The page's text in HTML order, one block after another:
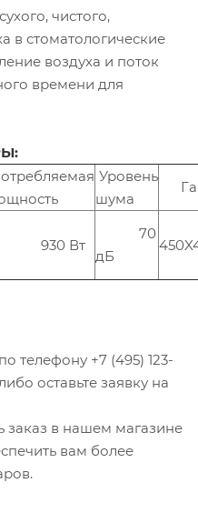
чистого,
в стоматологические
воздуха и поток
времени для
Уровень
шума
Вт
70
дБ
телефону +7 (495) 123-
оставьте заявку на
в нашем магазине
вам более